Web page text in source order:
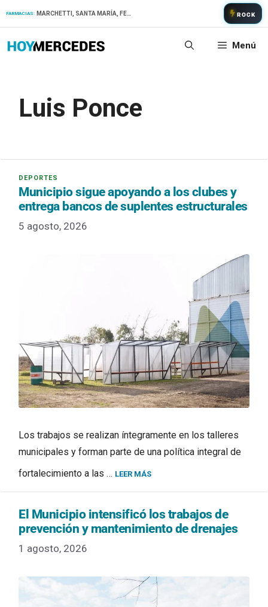
FARMACIAS: ROCK
Menú
Luis Ponce
Municipio sigue apoyando a los clubes y
entrega bancos de suplentes estructurales
5 agosto, 2026
Los trabajos se realizan íntegramente en los talleres
municipales y forman parte de una política integral de
fortalecimiento a las … LEER MÁS
El Municipio intensificó los trabajos de
prevención y mantenimiento de drenajes
1 agosto, 2026